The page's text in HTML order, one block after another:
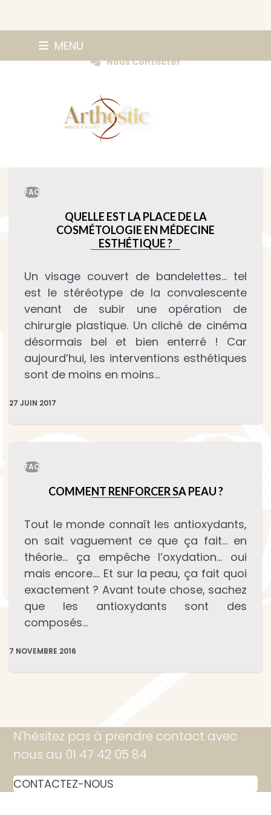
MENU
Nous Contacter
FAQ
QUELLE EST LA PLACE DE LA
COSMÉTOLOGIE EN MÉDECINE
ESTHÉTIQUE ?
Un visage couvert de bandelettes… tel
est le stéréotype de la convalescente
venant de subir une opération de
chirurgie plastique. Un cliché de cinéma
désormais bel et bien enterré ! Car
aujourd’hui, les interventions esthétiques
sont de moins en moins…
27 JUIN 2017
FAQ
COMMENT RENFORCER SA PEAU ?
Tout le monde connaît les antioxydants,
on sait vaguement ce que ça fait… en
théorie… ça empêche l’oxydation… oui
mais encore…. Et sur la peau, ça fait quoi
exactement ? Avant toute chose, sachez
que les antioxydants sont des
composés…
7 NOVEMBRE 2016
N'hésitez pas à prendre contact avec
nous au 01 47 42 05 84
CONTACTEZ-NOUS